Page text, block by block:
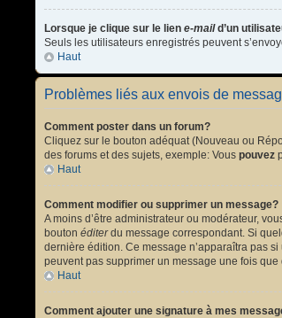
Lorsque je clique sur le lien e-maild’un
Seuls les utilisateurs enregistrés peuvent
Haut
Problèmes liés aux envois de
Comment poster dans un forum?
Cliquez sur le bouton adéquat (Nouveau ou
des forums et des sujets, exemple: Vous pouvez
Haut
Comment modifier ou supprimer un message?
A moins d’être administrateur ou modérateur,
bouton éditerdu message correspondant. Si
dernière édition. Ce message n’apparaîtra pas
peuvent pas supprimer un message une fois que
Haut
Comment ajouter une signature à mes